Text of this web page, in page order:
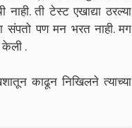
ती टेस्ट एखाद्या ठरल्या
संपतो पण मन भरत नाही. मग
केली .
काढून निखिलने त्याच्या